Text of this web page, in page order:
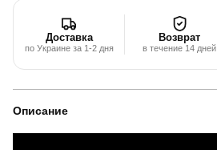
Доставка
по Украине за 1-2 дня
Возврат
в течение 14 дней
Описание